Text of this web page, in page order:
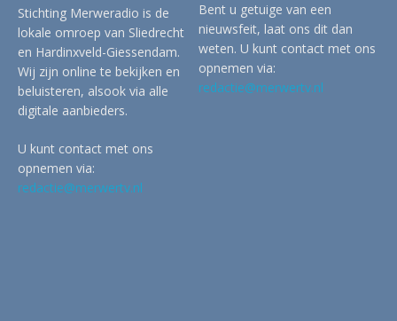
Stichting Merweradio is de
lokale omroep van Sliedrecht
en Hardinxveld-Giessendam.
Wij zijn online te bekijken en
beluisteren, alsook via alle
digitale aanbieders.
U kunt contact met ons
opnemen via:
redactie@merwertv.nl
Bent u getuige van een
nieuwsfeit, laat ons dit dan
weten. U kunt contact met ons
opnemen via:
redactie@merwertv.nl